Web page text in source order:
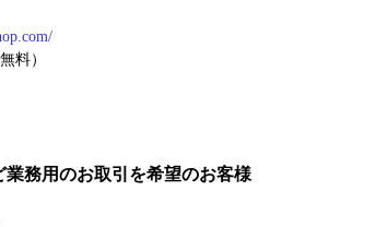
料）
業務用のお取引を希望のお客様